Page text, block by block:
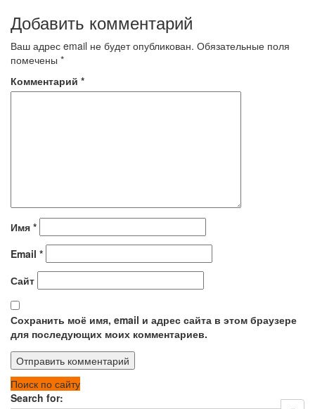
Добавить комментарий
Ваш адрес email не будет опубликован. Обязательные поля
помечены *
Комментарий *
Имя *
Email *
Сайт
Сохранить моё имя, email и адрес сайта в этом браузере
для последующих моих комментариев.
Поиск по сайту
Search for: